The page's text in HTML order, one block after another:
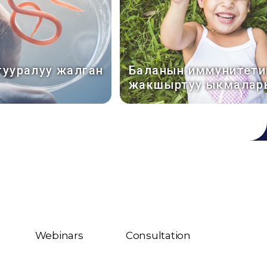
жалган
Баланын
жакшыртуу
Webinars Consultation